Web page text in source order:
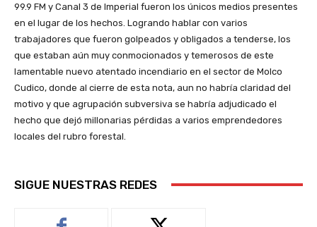
99.9 FM y Canal 3 de Imperial fueron los únicos medios presentes
en el lugar de los hechos. Logrando hablar con varios
trabajadores que fueron golpeados y obligados a tenderse, los
que estaban aún muy conmocionados y temerosos de este
lamentable nuevo atentado incendiario en el sector de Molco
Cudico, donde al cierre de esta nota, aun no habría claridad del
motivo y que agrupación subversiva se habría adjudicado el
hecho que dejó millonarias pérdidas a varios emprendedores
locales del rubro forestal.
SIGUE NUESTRAS REDES